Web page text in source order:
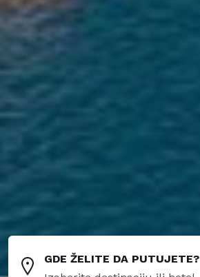
GDE ŽELITE DA PUTUJETE?